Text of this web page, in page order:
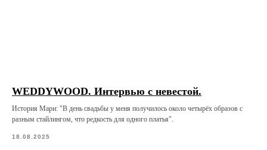
WEDDYWOOD. Интервью с невестой.
История Мари: "В день свадьбы у меня получилось около четырёх образов с
разным стайлингом, что редкость для одного платья".
18.08.2025